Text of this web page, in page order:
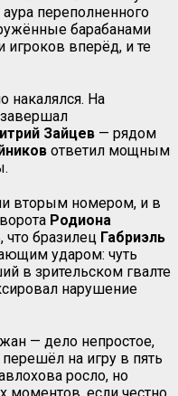
переполненного
барабанами
вперёд, и те
накалялся. На
Зайцев — рядом
ответил мощным
вторым номером, и в
Родиона
что бразилец Габриэль
ударом: чуть
в зрительском гвалте
нарушение
— дело непростое,
на игру в пять
росло, но